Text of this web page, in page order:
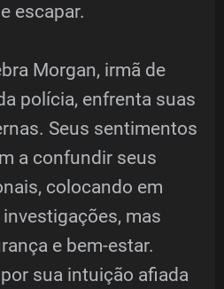
escapar.
Morgan, irmã de
polícia, enfrenta suas
Seus sentimentos
a confundir seus
colocando em
mas
e bem-estar.
sua intuição afiada